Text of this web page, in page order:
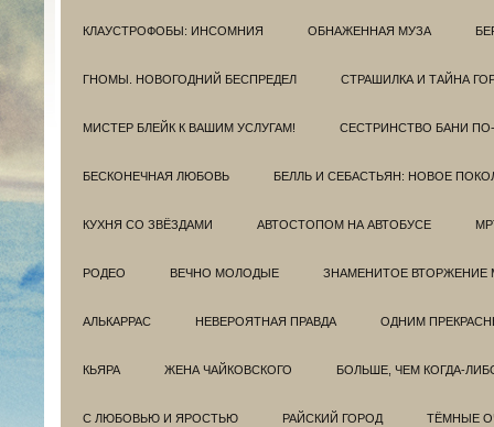
КЛАУСТРОФОБЫ: ИНСОМНИЯ ОБНАЖЕННАЯ МУЗА
ГНОМЫ. НОВОГОДНИЙ БЕСПРЕДЕЛ СТРАШИЛКА И ТАЙНА
МИСТЕР БЛЕЙК К ВАШИМ УСЛУГАМ! СЕСТРИНСТВО БАНИ
БЕСКОНЕЧНАЯ ЛЮБОВЬ БЕЛЛЬ И СЕБАСТЬЯН: НОВОЕ
КУХНЯ СО ЗВЁЗДАМИ АВТОСТОПОМ НА АВТОБУСЕ
РОДЕО ВЕЧНО МОЛОДЫЕ ЗНАМЕНИТОЕ ВТОРЖЕНИЕ
АЛЬКАРРАС НЕВЕРОЯТНАЯ ПРАВДА ОДНИМ
КЬЯРА ЖЕНА ЧАЙКОВСКОГО БОЛЬШЕ, ЧЕМ КОГДА-
С ЛЮБОВЬЮ И ЯРОСТЬЮ РАЙСКИЙ ГОРОД ТЁМНЫЕ